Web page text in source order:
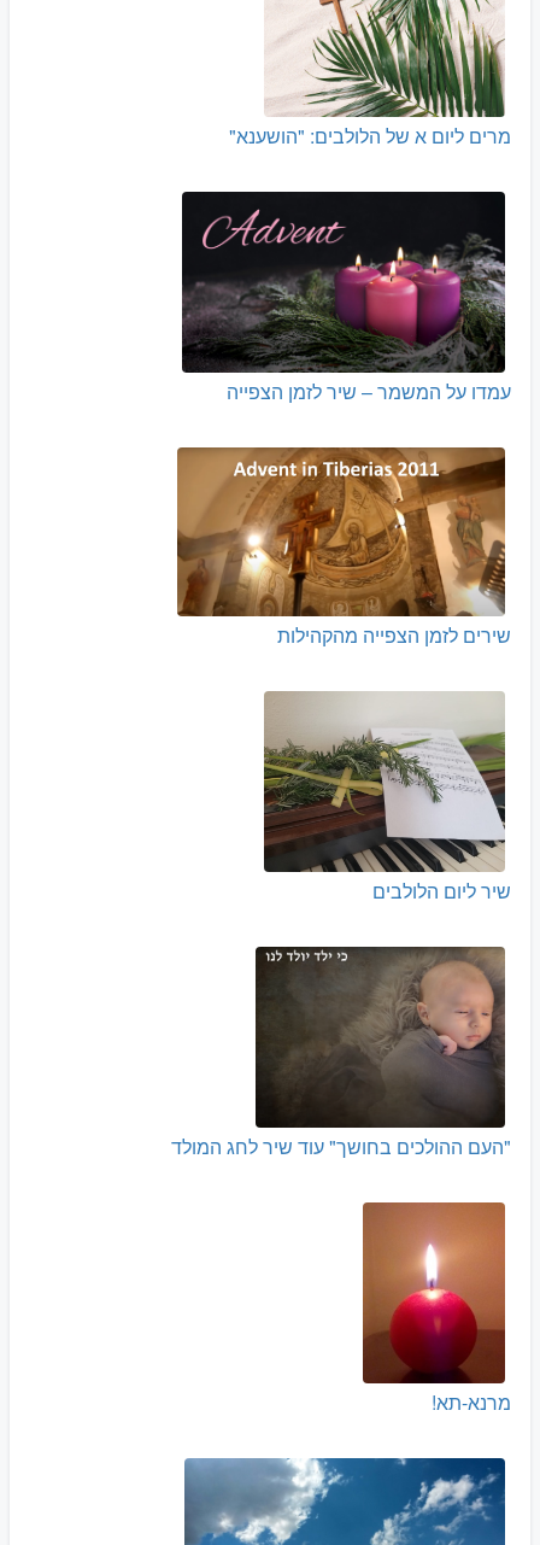
מרים ליום א של הלולבים: "הושענא"
עמדו על המשמר – שיר לזמן הצפייה
שירים לזמן הצפייה מהקהילות
שיר ליום הלולבים
"העם ההולכים בחושך" עוד שיר לחג המולד
מרנא-תא!